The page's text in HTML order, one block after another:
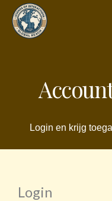
naar
Login en krijg
Login